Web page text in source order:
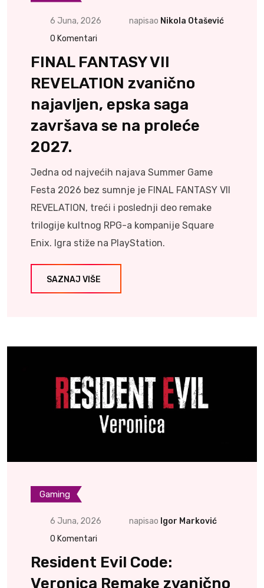
6 Juna, 2026 napisao Nikola Otašević
0 Komentari
FINAL FANTASY VII
REVELATION zvanično
najavljen, epska saga
završava se na proleće
2027.
Jedna od najvećih najava Summer Game
Festa 2026 bez sumnje je FINAL FANTASY VII
REVELATION, treći i poslednji deo remake
trilogije kultnog RPG-a kompanije Square
Enix. Igra stiže na PlayStation.
SAZNAJ VIŠE
Gaming
6 Juna, 2026 napisao Igor Marković
0 Komentari
Resident Evil Code:
Veronica Remake zvanično